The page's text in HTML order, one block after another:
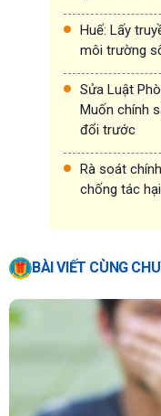
Huế: Lấy
môi trường
Sửa Luật
Muốn chính
đổi trước
Rà soát
chống tác
BÀI VIẾT CÙNG